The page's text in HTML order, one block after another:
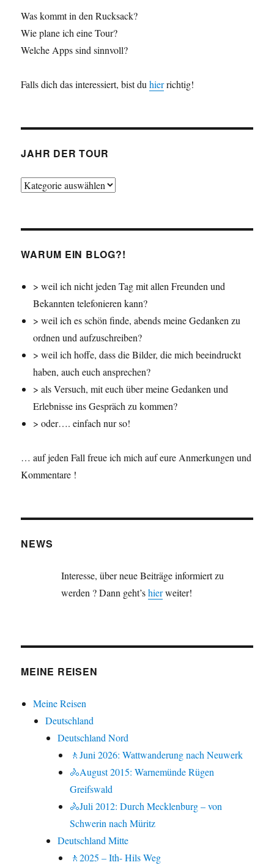
Was kommt in den Rucksack?
Wie plane ich eine Tour?
Welche Apps sind sinnvoll?
Falls dich das interessiert, bist duhierrichtig!
JAHR DER TOUR
Jahr
WARUM EIN BLOG?!
> weil ich nicht jeden Tag mit allen Freunden und
Bekannten telefonieren kann?
> weil ich es schön finde, abends meine Gedanken zu
ordnen und aufzuschreiben?
> weil ich hoffe, dass die Bilder, die mich beeindruckt
haben, auch euch ansprechen?
> als Versuch, mit euch über meine Gedanken und
Erlebnisse ins Gespräch zu kommen?
> oder…. einfach nur so!
… auf jeden Fall freue ich mich auf eure Anmerkungen und
Kommentare !
NEWS
Interesse, über neue Beiträge informiert zu
werden ? Dann geht’shierweiter!
MEINE REISEN
Meine Reisen
Deutschland
Deutschland Nord
🚶Juni 2026: Wattwanderung nach Neuwerk
🚴August 2015: Warnemünde Rügen
Greifswald
🚴Juli 2012: Durch Mecklenburg – von
Schwerin nach Müritz
Deutschland Mitte
🚶2025 – Ith- Hils Weg